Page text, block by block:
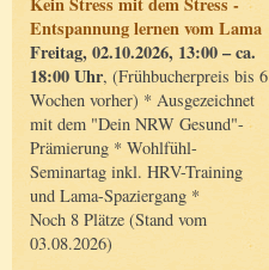
Entspannung lernen vom Lama
Freitag, 02.10.2026, 13:00 – ca.
18:00 Uhr, (Frühbucherpreis bis 6
Wochen vorher) * Ausgezeichnet
mit dem "Dein NRW Gesund"-
Prämierung * Wohlfühl-
Seminartag inkl. HRV-Training
und Lama-Spaziergang *
Noch 8 Plätze (Stand vom
03.08.2026)